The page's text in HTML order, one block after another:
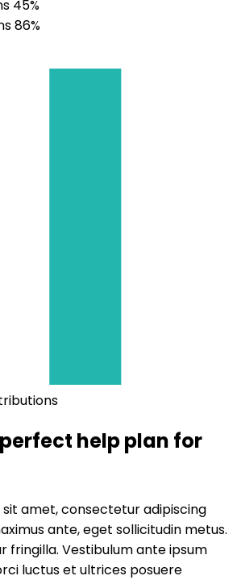
45%
86%
help plan for
sit amet, consectetur adipiscing
ante, eget sollicitudin metus.
fringilla. Vestibulum ante ipsum
luctus et ultrices posuere